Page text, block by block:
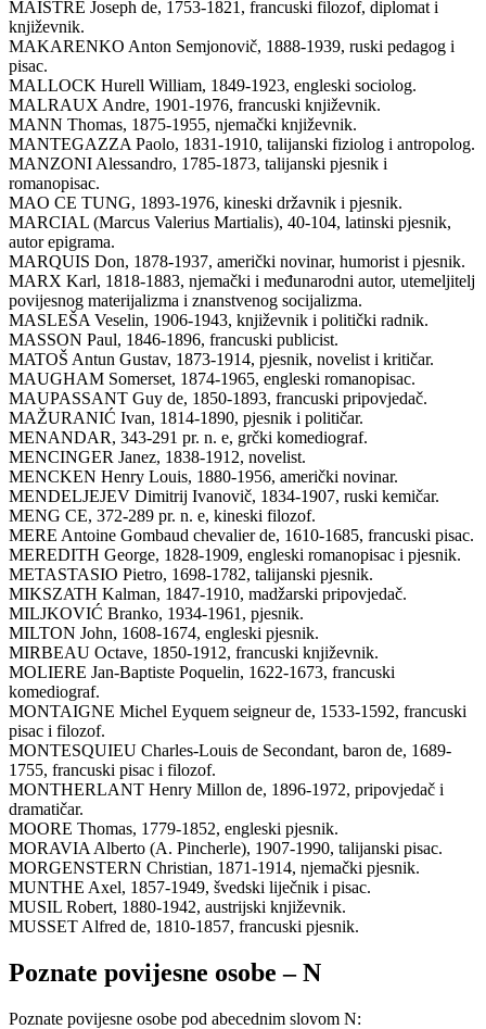
MAISTRE Joseph de, 1753-1821, francuski filozof, diplomat i
književnik.
MAKARENKO Anton Semjonovič, 1888-1939, ruski pedagog i
pisac.
MALLOCK Hurell William, 1849-1923, engleski sociolog.
MALRAUX Andre, 1901-1976, francuski književnik.
MANN Thomas, 1875-1955, njemački književnik.
MANTEGAZZA Paolo, 1831-1910, talijanski fiziolog i antropolog.
MANZONI Alessandro, 1785-1873, talijanski pjesnik i
romanopisac.
MAO CE TUNG, 1893-1976, kineski državnik i pjesnik.
MARCIAL (Marcus Valerius Martialis), 40-104, latinski pjesnik,
autor epigrama.
MARQUIS Don, 1878-1937, američki novinar, humorist i pjesnik.
MARX Karl, 1818-1883, njemački i međunarodni autor, utemeljitelj
povijesnog materijalizma i znanstvenog socijalizma.
MASLEŠA Veselin, 1906-1943, književnik i politički radnik.
MASSON Paul, 1846-1896, francuski publicist.
MATOŠ Antun Gustav, 1873-1914, pjesnik, novelist i kritičar.
MAUGHAM Somerset, 1874-1965, engleski romanopisac.
MAUPASSANT Guy de, 1850-1893, francuski pripovjedač.
MAŽURANIĆ Ivan, 1814-1890, pjesnik i političar.
MENANDAR, 343-291 pr. n. e, grčki komediograf.
MENCINGER Janez, 1838-1912, novelist.
MENCKEN Henry Louis, 1880-1956, američki novinar.
MENDELJEJEV Dimitrij Ivanovič, 1834-1907, ruski kemičar.
MENG CE, 372-289 pr. n. e, kineski filozof.
MERE Antoine Gombaud chevalier de, 1610-1685, francuski pisac.
MEREDITH George, 1828-1909, engleski romanopisac i pjesnik.
METASTASIO Pietro, 1698-1782, talijanski pjesnik.
MIKSZATH Kalman, 1847-1910, madžarski pripovjedač.
MILJKOVIĆ Branko, 1934-1961, pjesnik.
MILTON John, 1608-1674, engleski pjesnik.
MIRBEAU Octave, 1850-1912, francuski književnik.
MOLIERE Jan-Baptiste Poquelin, 1622-1673, francuski
komediograf.
MONTAIGNE Michel Eyquem seigneur de, 1533-1592, francuski
pisac i filozof.
MONTESQUIEU Charles-Louis de Secondant, baron de, 1689-
1755, francuski pisac i filozof.
MONTHERLANT Henry Millon de, 1896-1972, pripovjedač i
dramatičar.
MOORE Thomas, 1779-1852, engleski pjesnik.
MORAVIA Alberto (A. Pincherle), 1907-1990, talijanski pisac.
MORGENSTERN Christian, 1871-1914, njemački pjesnik.
MUNTHE Axel, 1857-1949, švedski liječnik i pisac.
MUSIL Robert, 1880-1942, austrijski književnik.
MUSSET Alfred de, 1810-1857, francuski pjesnik.
Poznate povijesne osobe – N
Poznate povijesne osobe pod abecednim slovom N: